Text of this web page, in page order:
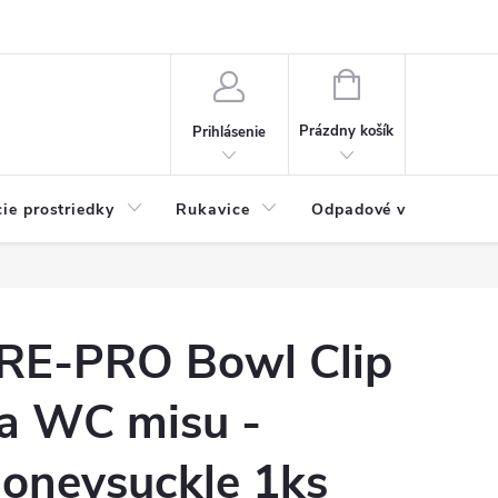
Prihlásenie
NÁKUPNÝ
Prázdny košík
prostriedky Rukavice Odpadové vrecia
PRO Bowl Clip
WC misu -
1ks